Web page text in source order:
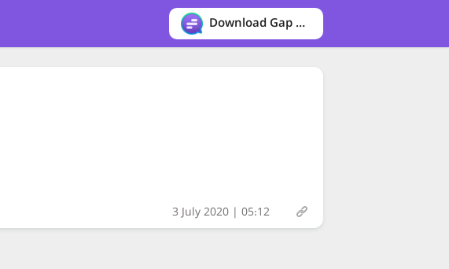
Download Gap messenger
3 July 2020 | 05:12